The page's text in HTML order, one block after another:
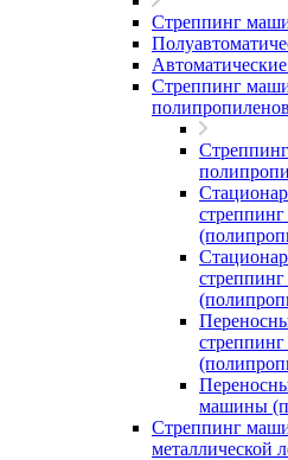
Стреппинг
Стреппинг
машины
Стреппинг
металлической